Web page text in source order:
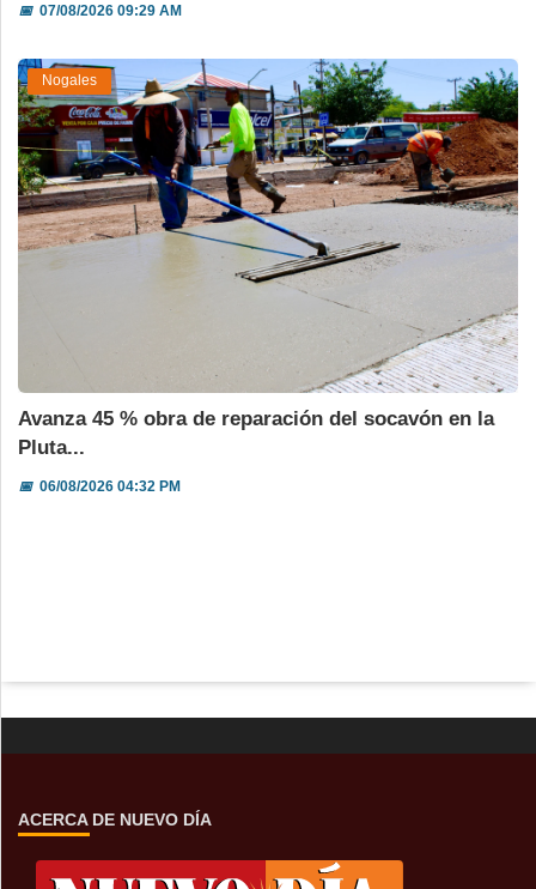
📅07/08/2026 09:29 AM
Nogales
Avanza 45 % obra de reparación del socavón en la
Pluta...
📅06/08/2026 04:32 PM
ACERCA DE NUEVO DÍA